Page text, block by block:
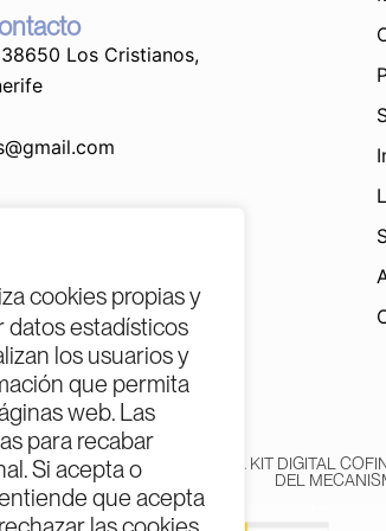
cookies propias y
datos estadísticos
los usuarios y
que permita
web. Las
para recabar
Si acepta o
que acepta
Los Cristianos,
PROGRAMA KIT DIGITAL
DEL